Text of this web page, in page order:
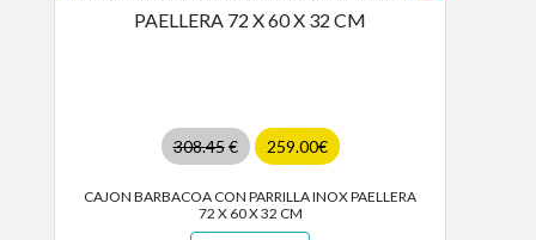
308.45€ 259.00€
CAJON BARBACOA CON PARRILLA INOX PAELLERA
72 X 60 X 32 CM